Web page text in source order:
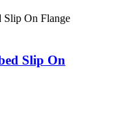
Slip On